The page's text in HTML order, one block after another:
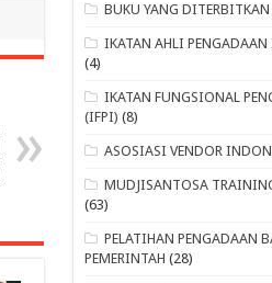
BUKU YANG DITERBITKAN
IKATAN AHLI
(4)
IKATAN FUNGSIONAL
(IFPI) (8)
ASOSIASI VENDOR
MUDJISANTOSA
(63)
PELATIHAN PENGADAAN
PEMERINTAH (28)